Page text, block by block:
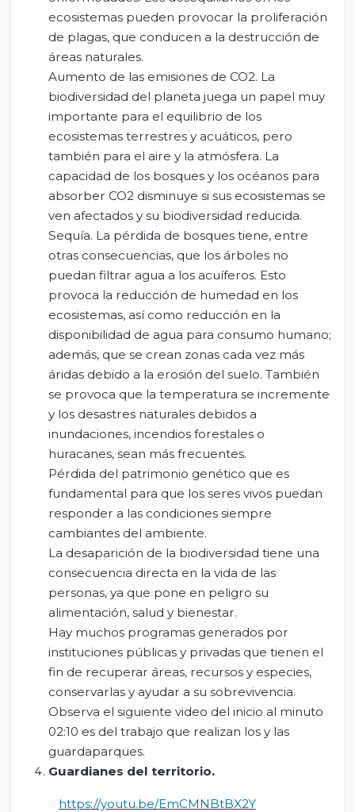
ecosistemas pueden provocar la proliferación
de plagas, que conducen a la destrucción de
áreas naturales.
Aumento de las emisiones de CO2. La
biodiversidad del planeta juega un papel muy
importante para el equilibrio de los
ecosistemas terrestres y acuáticos, pero
también para el aire y la atmósfera. La
capacidad de los bosques y los océanos para
absorber CO2 disminuye si sus ecosistemas se
ven afectados y su biodiversidad reducida.
Sequía. La pérdida de bosques tiene, entre
otras consecuencias, que los árboles no
puedan filtrar agua a los acuíferos. Esto
provoca la reducción de humedad en los
ecosistemas, así como reducción en la
disponibilidad de agua para consumo humano;
además, que se crean zonas cada vez más
áridas debido a la erosión del suelo. También
se provoca que la temperatura se incremente
y los desastres naturales debidos a
inundaciones, incendios forestales o
huracanes, sean más frecuentes.
Pérdida del patrimonio genético que es
fundamental para que los seres vivos puedan
responder a las condiciones siempre
cambiantes del ambiente.
La desaparición de la biodiversidad tiene una
consecuencia directa en la vida de las
personas, ya que pone en peligro su
alimentación, salud y bienestar.
Hay muchos programas generados por
instituciones públicas y privadas que tienen el
fin de recuperar áreas, recursos y especies,
conservarlas y ayudar a su sobrevivencia.
Observa el siguiente video del inicio al minuto
02:10 es del trabajo que realizan los y las
guardaparques.
Guardianes del territorio.
https://youtu.be/EmCMNBtBX2Y